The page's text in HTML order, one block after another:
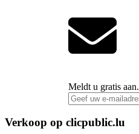
Meldt u gratis aan.
Verkoop op clicpublic.lu